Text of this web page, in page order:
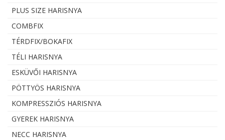
PLUS SIZE HARISNYA
COMBFIX
TÉRDFIX/BOKAFIX
TÉLI HARISNYA
ESKÜVŐI HARISNYA
PÖTTYÖS HARISNYA
KOMPRESSZIÓS HARISNYA
GYEREK HARISNYA
NECC HARISNYA